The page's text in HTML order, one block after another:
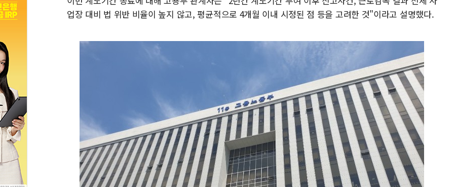
[AI 카드뉴스] 기후변화가
업장 대비 법 위반 비율이 높지 않고, 평균적으로 4개월 이내 시정된 점 등을 고려한 것"이라고 설명했다.